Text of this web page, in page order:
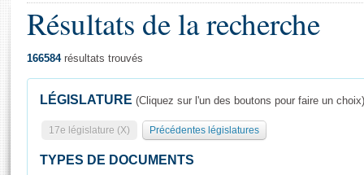
Présidence
Séance publique
Général
Rôle et pouvoirs de l'Assemblée
Visiter l'Assemblée
Résultats de la recherche
166584résultats trouvés
LÉGISLATURE (Cliquez sur l'un des boutons pour faire un choix)
17e législature (X) Précédentes législatures
TYPES DE DOCUMENTS